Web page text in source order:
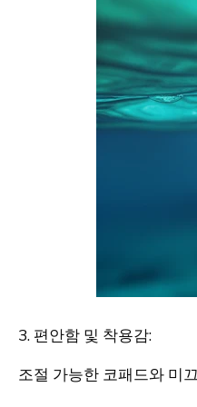
3. 편안함 및 착용감:
조절 가능한 코패드와 미